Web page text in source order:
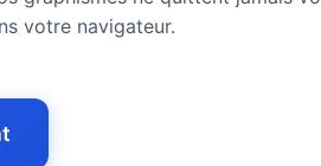
votre navigateur.